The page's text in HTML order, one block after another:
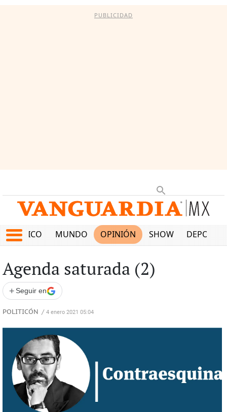
PUBLICIDAD
MÉXICO MUNDO OPINIÓN SHOW
Agenda saturada (2)
+ Seguir en
POLITICÓN / 4 enero 2021 05:04